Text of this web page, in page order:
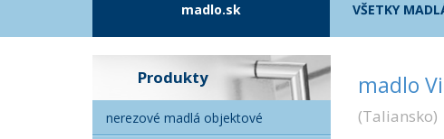
madlo.sk VŠETKY
Produkty
nerezové madlá objektové
madlo
(Taliansko)